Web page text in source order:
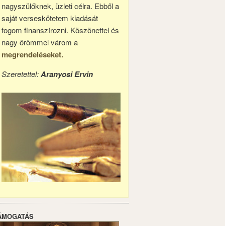
nagyszülőknek, üzleti célra. Ebből a
saját verseskötetem kiadását
fogom finanszírozni. Köszönettel és
nagy örömmel várom a
megrendeléseket.
Szeretettel:Aranyosi Ervin